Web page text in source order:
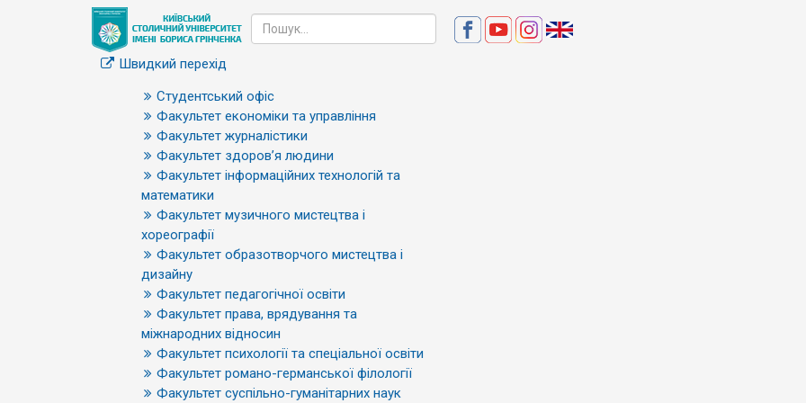
Швидкий перехід
Студентський офіс
Факультет економіки та управління
Факультет журналістики
Факультет здоров’я людини
Факультет інформаційних технологій та
математики
Факультет музичного мистецтва і
хореографії
Факультет образотворчого мистецтва і
дизайну
Факультет педагогічної освіти
Факультет права, врядування та
міжнародних відносин
Факультет психології та спеціальної освіти
Факультет романо-германської філології
Факультет суспільно-гуманітарних наук